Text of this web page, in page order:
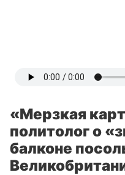
«Мерзкая
политолог о
балконе